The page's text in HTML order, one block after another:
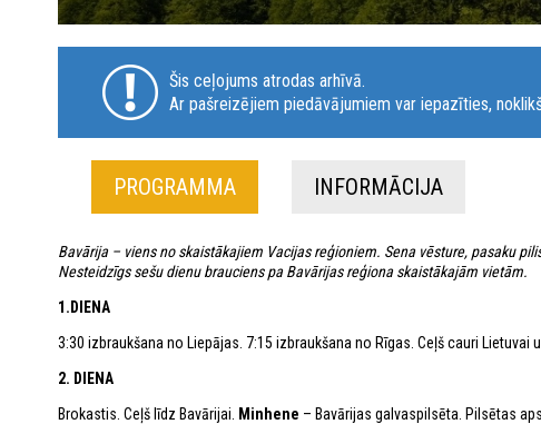
Šis ceļojums atrodas arhīvā.
Ar pašreizējiem piedāvājumiem var iepazīties,
PROGRAMMA INFORMĀCIJA
Bavārija – viens no skaistākajiem Vacijas reģioniem. Sena vēsture, pasaku
Nesteidzīgs sešu dienu brauciens pa Bavārijas reģiona skaistākajām vietām.
1.DIENA
3:30 izbraukšana no Liepājas. 7:15 izbraukšana no Rīgas. Ceļš cauri
2. DIENA
Brokastis. Ceļš līdz Bavārijai.
Minhene – Bavārijas galvaspilsēta. Pilsētas